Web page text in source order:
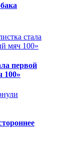
первой
100»